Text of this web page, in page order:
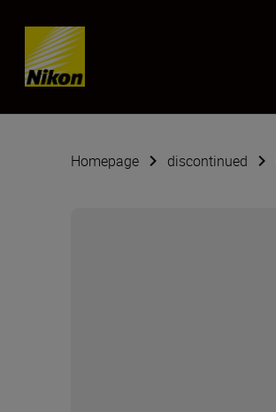
Skip content
Homepage discontinued